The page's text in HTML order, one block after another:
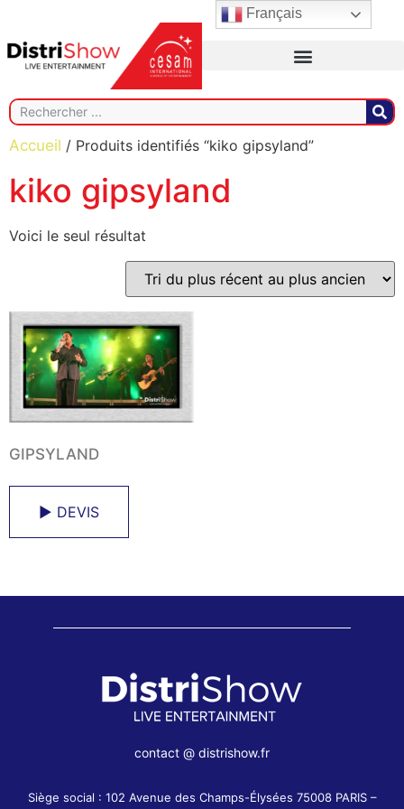
Accueil / Produits identifiés “kiko gipsyland”
kiko gipsyland
Voici le seul résultat
GIPSYLAND
► DEVIS
contact @ distrishow.fr
Siège social : 102 Avenue des Champs-Élysées 75008 PARIS –
Français